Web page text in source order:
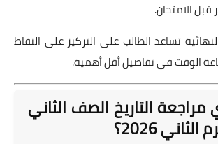
قبل الامتحان.
تساعد الطالب على التركيز على النقاط
الوقت في تفاصيل أقل أهمية.
مراجعة التاريخ الصف الثاني
2026؟